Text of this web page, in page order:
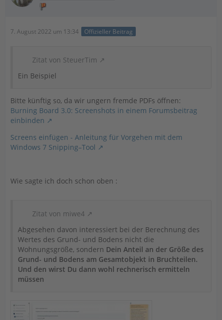
7. August 2022 um 13:34 Offizieller Beitrag
Zitat von SteuerTim
Ein Beispiel
Bitte künftig so, da wir ungern fremde PDFs öffnen:
Burning Board 3.0: Screenshots in einem Forumsbeitrag
einbinden
Screens einfügen - Anleitung für Vorgehen mit dem
Windows 7 Snipping–Tool
Wie sagte ich doch schon oben :
Zitat von miwe4
Abgesehen davon interessiert bei der Berechnung des
Wertes des Grund- und Bodens nicht die
Wohnungsgröße, sondern Dein Anteil an der Größe des
Grund- und Bodens am Gesamtobjekt in Bruchteilen.
Und den wirst Du dann wohl rechnerisch ermitteln
müssen